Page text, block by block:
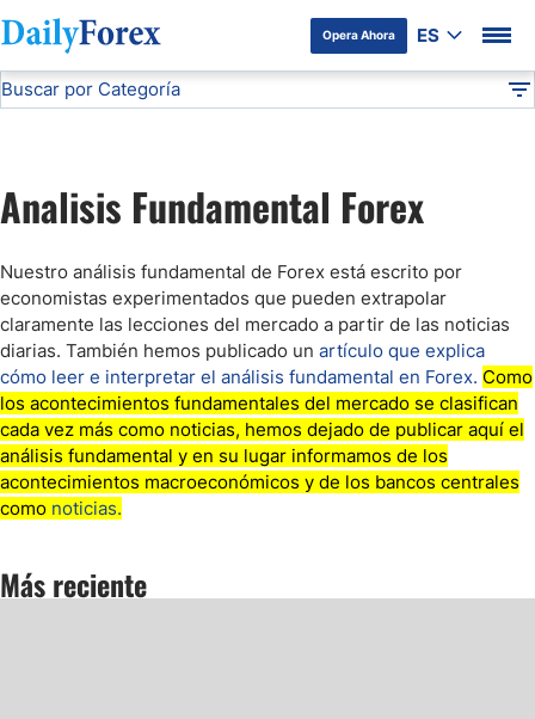
Opera Ahora ES
Divulgación del Anunciante
Buscar por Categoría
Comunicado de Prensa
Forex Figures
Webinars
Noticias Forex
Analisis Fundamental Forex
Nuestro análisis fundamental de Forex está escrito por
economistas experimentados que pueden extrapolar
claramente las lecciones del mercado a partir de las noticias
diarias. También hemos publicado un artículo que explica
cómo leer e interpretar el análisis fundamental en Forex. Como
los acontecimientos fundamentales del mercado se clasifican
cada vez más como noticias, hemos dejado de publicar aquí el
análisis fundamental y en su lugar informamos de los
acontecimientos macroeconómicos y de los bancos centrales
como noticias.
Más reciente